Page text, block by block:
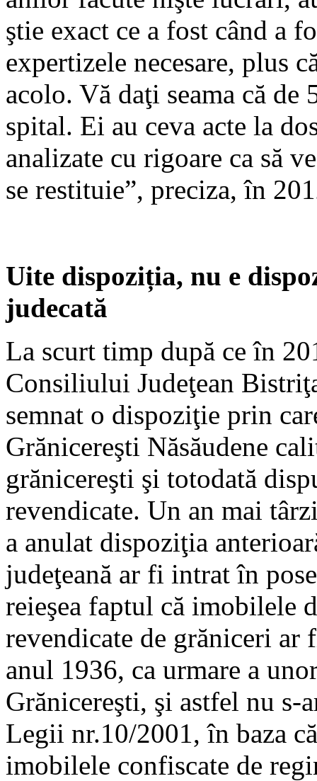
ştie exact ce a fost când a
expertizele necesare, plus
acolo. Vă daţi seama că
spital. Ei au ceva acte la
analizate cu rigoare ca să
se restituie”, preciza, în
Uite dispoziția, nu e
judecată
La scurt timp după ce în
Consiliului Judeţean
semnat o dispoziţie prin
Grănicereşti Năsăudene
grănicereşti şi totodată
revendicate. Un an mai
a anulat dispoziţia
judeţeană ar fi intrat în
reieşea faptul că imobilele
revendicate de grăniceri ar
anul 1936, ca urmare a
Grănicereşti, şi astfel nu
Legii nr.10/2001, în baza
imobilele confiscate de